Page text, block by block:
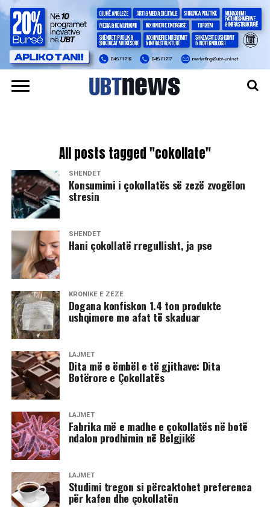
All posts tagged "cokollate"
SHËNDET
Konsumimi i çokollatës së zezë zvogëlon
stresin
SHËNDET
Hani çokollatë rregullisht, ja pse
KRONIKË E ZEZË
Dogana konfiskon 1.4 ton produkte
ushqimore me afat të skaduar
LAJMET
Dita më e ëmbël e të gjithave: Dita
Botërore e Çokollatës
LAJMET
Fabrika më e madhe e çokollatës në botë
ndalon prodhimin në Belgjikë
LAJMET
Studimi tregon si përcaktohet preferenca
për kafen dhe çokollatën